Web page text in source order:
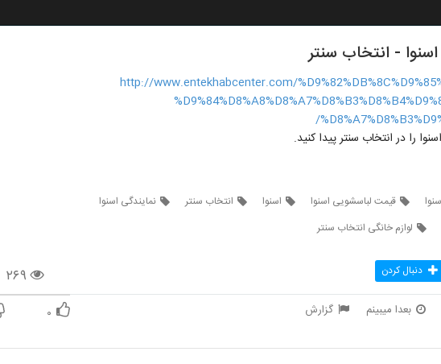
- انتخاب سنتر
http://www.entekhabcenter.com/
را در انتخاب سنتر پیدا کنید.
قیمت لباسشویی اسنوا اسنوا انتخاب سنتر
نمایندگی اسنوا
لوازم خانگی انتخاب سنتر
۲۶۹ دنبال کردن
بعدا میبینم گزارش ۰